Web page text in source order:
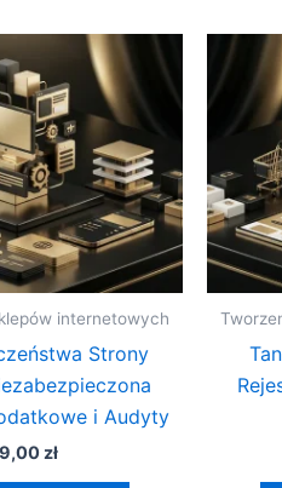
internetowych
Strony
i Audyty
zł